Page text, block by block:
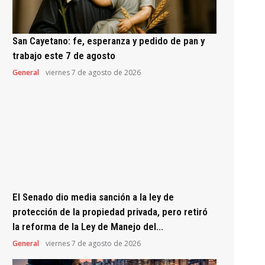
San Cayetano: fe, esperanza y pedido de pan y
trabajo este 7 de agosto
General viernes 7 de agosto de 2026
El Senado dio media sanción a la ley de
protección de la propiedad privada, pero retiró
la reforma de la Ley de Manejo del...
General viernes 7 de agosto de 2026